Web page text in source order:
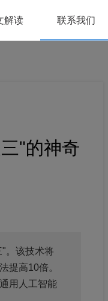
解读 联系我们
"的神奇
。该技术将
提高10倍。
用人工智能